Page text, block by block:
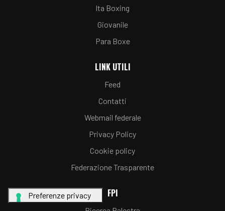
Ita Boxing
Giovanile
Para Boxe
LINK UTILI
Feed
Contatti
Webmail federale
Privacy Policy
Cookie policy
Federazione Trasparente
FPI